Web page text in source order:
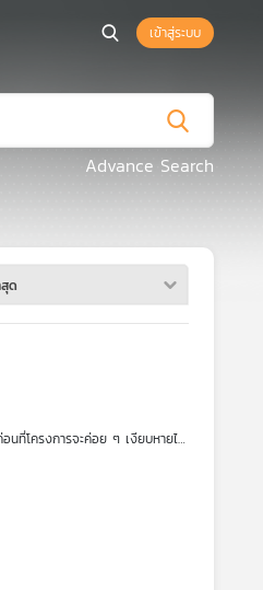
เข้าสู่ระบบ
Advance Search
ด
นที่โครงการจะค่อย ๆ เงียบหายไป
ในช่วงชีวิตของเรากันหรือไม่ แล้ว
วิบากกรรมของโครงการ